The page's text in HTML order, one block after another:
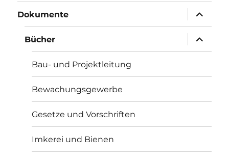
Dokumente
anzeigen
Bücher
anzeigen
Bau- und Projektleitung
Bewachungsgewerbe
Gesetze und Vorschriften
Imkerei und Bienen